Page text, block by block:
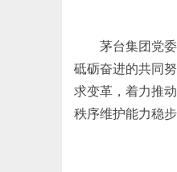
茅台集团党
砥砺奋进的共同
求变革，着力推
秩序维护能力稳